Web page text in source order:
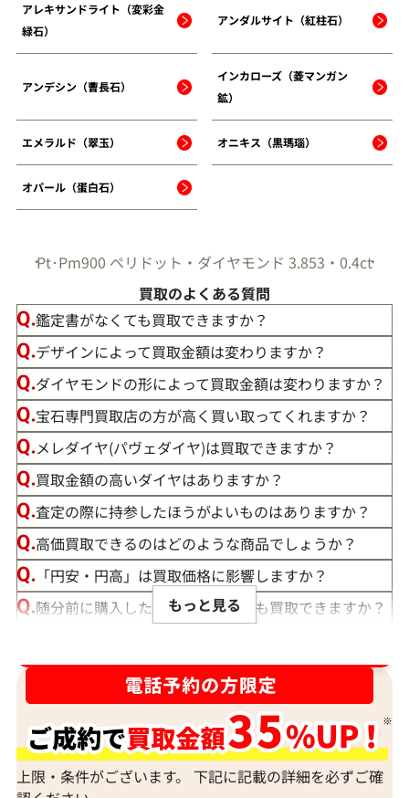
アレキサンドライト（変彩金
緑石）
アンダルサイト（紅柱石）
アンデシン（曹長石）
インカローズ（菱マンガン
鉱）
エメラルド（翠玉） オニキス（黒瑪瑙）
オパール（蛋白石）
Pt･Pm900 ペリドット・ダイヤモンド 3.853・0.4ct
買取のよくある質問
鑑定書がなくても買取できますか？
デザインによって買取金額は変わりますか？
ダイヤモンドの形によって買取金額は変わりますか？
宝石専門買取店の方が高く買い取ってくれますか？
メレダイヤ(パヴェダイヤ)は買取できますか？
買取金額の高いダイヤはありますか？
査定の際に持参したほうがよいものはありますか？
高価買取できるのはどのような商品でしょうか？
「円安・円高」は買取価格に影響しますか？
随分前に購入したダイヤモンドでも買取できますか？
宝石の大きさは買取価格に影響する？
ダイヤモンドの買取価格には、どんなことが影響しま
すか？
身分証明書がなぜ必要？
もっと見る
上限・条件がございます。 下記に記載の詳細を必ずご確